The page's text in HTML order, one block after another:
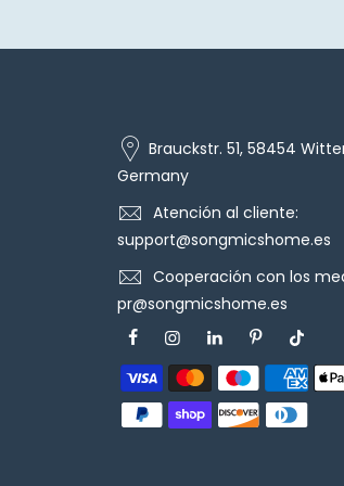
Brauckstr. 51, 58454
Germany
Atención al cliente:
support@songmicshome.es
Cooperación con los
pr@songmicshome.es